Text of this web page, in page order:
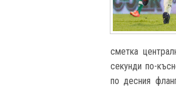
сметка
секунди по-
по десния